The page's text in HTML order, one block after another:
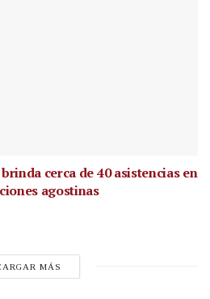
cerca de 40 asistencias en
agostinas
MÁS